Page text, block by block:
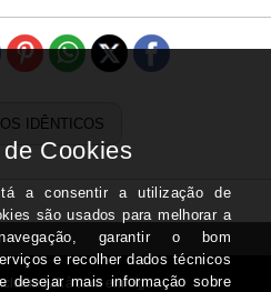
IDÊNTICOS
IVA à taxa em vigor